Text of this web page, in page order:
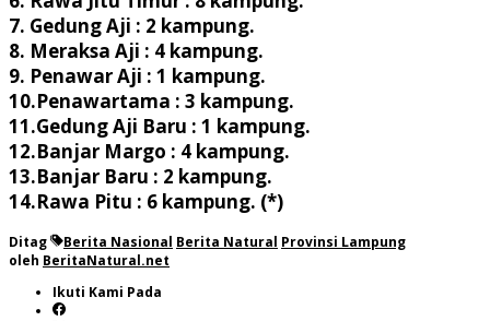
7. Gedung Aji : 2 kampung.
8. Meraksa Aji : 4 kampung.
9. Penawar Aji : 1 kampung.
10.Penawartama : 3 kampung.
11.Gedung Aji Baru : 1 kampung.
12.Banjar Margo : 4 kampung.
13.Banjar Baru : 2 kampung.
14.Rawa Pitu : 6 kampung. (*)
Ditag Berita Nasional Berita Natural Provinsi Lampung
oleh BeritaNatural.net
Ikuti Kami Pada